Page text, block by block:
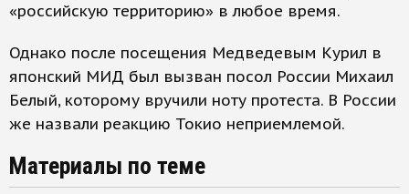
«российскую территорию» в любое время.
Однако после посещения Медведевым Курил в
японский МИД был вызван посол России Михаил
Белый, которому вручили ноту протеста. В России
же назвали реакцию Токио неприемлемой.
Материалы по теме